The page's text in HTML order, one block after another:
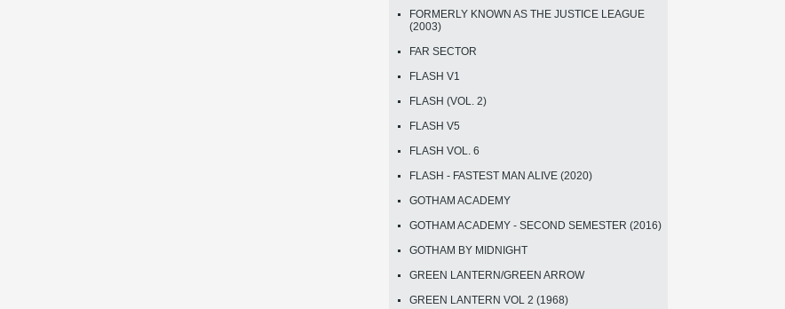
FORMERLY KNOWN AS THE JUSTICE LEAGUE
(2003)
FAR SECTOR
FLASH V1
FLASH (VOL. 2)
FLASH V5
FLASH VOL. 6
FLASH - FASTEST MAN ALIVE (2020)
GOTHAM ACADEMY
GOTHAM ACADEMY - SECOND SEMESTER (2016)
GOTHAM BY MIDNIGHT
GREEN LANTERN/GREEN ARROW
GREEN LANTERN VOL 2 (1968)